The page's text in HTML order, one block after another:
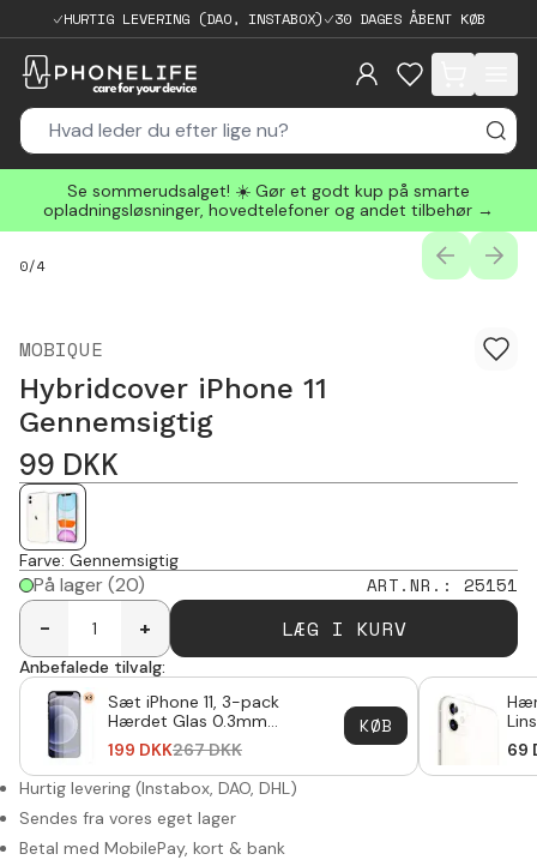
HURTIG LEVERING (DAO, INSTABOX) 30 DAGES ÅBENT KØB
items in cart,
Se sommerudsalget! ☀️ Gør et godt kup på smarte
opladningsløsninger, hovedtelefoner og andet tilbehør →
0/4
MOBIQUE
Hybridcover iPhone 11
Gennemsigtig
99 DKK
Farve: Gennemsigtig
På lager(20) ART.NR. : 25151
-
+ LÆG I KURV
Anbefalede tilvalg:
Sæt iPhone 11, 3-pack
Hærdet Glas 0.3mm
Skærmbeskytter
199 DKK267DKK
KØB
69
Hurtig levering (Instabox, DAO, DHL)
Sendes fra vores eget lager
Betal med MobilePay, kort & bank